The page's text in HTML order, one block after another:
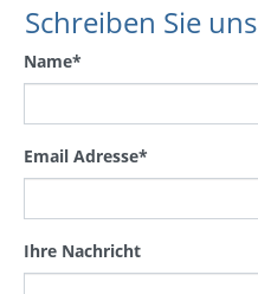
Schreiben Sie uns
Name*
Email Adresse*
Ihre Nachricht